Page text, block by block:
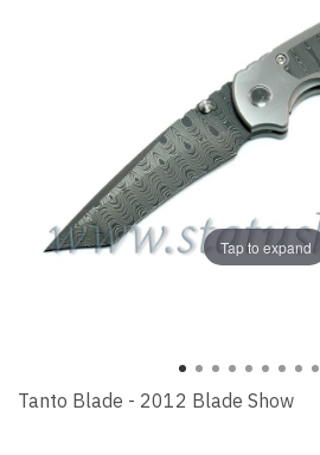
Tap to expand
Tanto Blade - 2012 Blade Show